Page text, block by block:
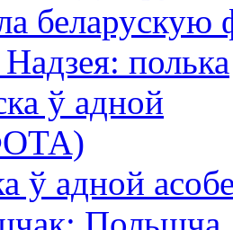
беларускую
ў адной